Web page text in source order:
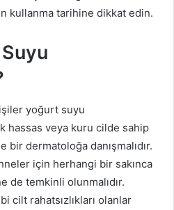
kullanma tarihine dikkat edin.
yoğurt suyu
hassas veya kuru cilde sahip
bir dermatoloğa danışmalıdır.
için herhangi bir sakınca
de temkinli olunmalıdır.
cilt rahatsızlıkları olanlar